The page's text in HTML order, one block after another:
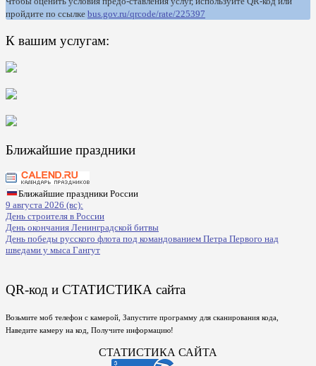
пройдите по ссылке bus.gov.ru/qrcode/rate/225397
К вашим услугам:
Ближайшие праздники
Ближайшие праздники России
9 августа 2026 (вс):
День строителя в России
День окончания Ленинградской битвы
День победы русского флота под командованием Петра Первого над
шведами у мыса Гангут
QR-код и СТАТИСТИКА сайта
Возьмите моб телефон с камерой, Запустите программу для сканирования кода,
Наведите камеру на код, Получите информацию!
СТАТИСТИКА САЙТА